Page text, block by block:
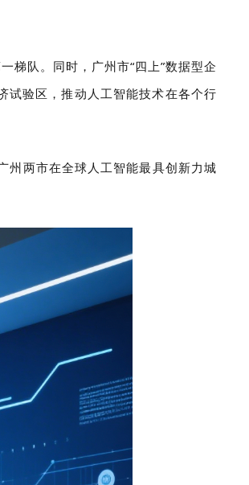
梯队。同时，广州市“四上”数据型企
验区，推动人工智能技术在各个行
州两市在全球人工智能最具创新力城